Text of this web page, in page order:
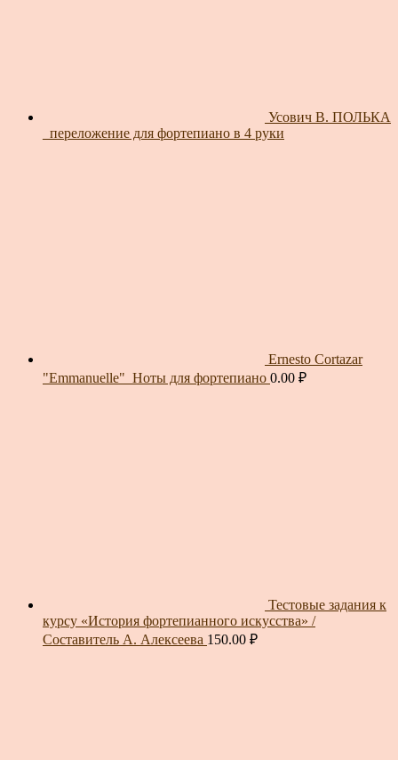
Усович В. ПОЛЬКА
_переложение для фортепиано в 4 руки
Ernesto Cortazar
"Emmanuelle"_Ноты для фортепиано 0.00 ₽
Тестовые задания к
курсу «История фортепианного искусства» /
Составитель А. Алексеева 150.00 ₽